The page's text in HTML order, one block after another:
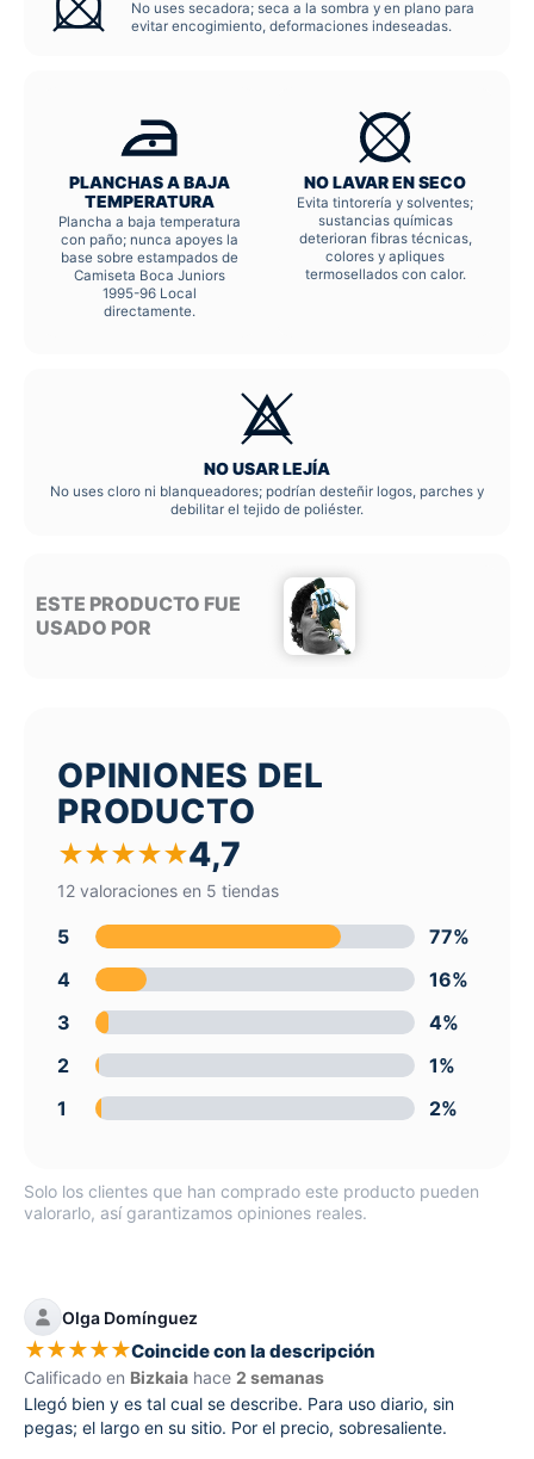
No uses secadora; seca a la sombra y en plano para
evitar encogimiento, deformaciones indeseadas.
PLANCHAS A BAJA
TEMPERATURA
Plancha a baja temperatura
con paño; nunca apoyes la
base sobre estampados de
Camiseta Boca Juniors
1995-96 Local
directamente.
NO LAVAR EN SECO
Evita tintorería y solventes;
sustancias químicas
deterioran fibras técnicas,
colores y apliques
termosellados con calor.
NO USAR LEJÍA
No uses cloro ni blanqueadores; podrían desteñir logos, parches y
debilitar el tejido de poliéster.
ESTE PRODUCTO FUE
USADO POR
OPINIONES DEL
PRODUCTO
★★★★★4,7
12 valoraciones en 5 tiendas
5
77%
4
16%
3
4%
2
1%
1
2%
Solo los clientes que han comprado este producto pueden
valorarlo, así garantizamos opiniones reales.
Olga Domínguez
★★★★★Coincide con la descripción
Calificado en Bizkaia hace 2 semanas
Llegó bien y es tal cual se describe. Para uso diario, sin
pegas; el largo en su sitio. Por el precio, sobresaliente.